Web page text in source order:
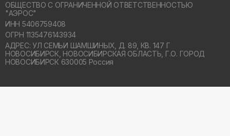
ОБЩЕСТВО С ОГРАНИЧЕННОЙ ОТВЕТСТВЕННОСТЬЮ
"АЭРОС"
ИНН 5406759408
ОГРН 1135476143934
АДРЕС: УЛ СЕМЬИ ШАМШИНЫХ, Д. 89, КВ. 147 Г
НОВОСИБИРСК, НОВОСИБИРСКАЯ ОБЛАСТЬ, Г.О. ГОРОД
НОВОСИБИРСК 630005 Россия